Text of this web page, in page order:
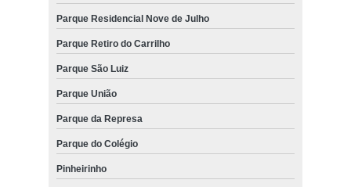
Parque Residencial Nove de Julho
Parque Retiro do Carrilho
Parque São Luiz
Parque União
Parque da Represa
Parque do Colégio
Pinheirinho